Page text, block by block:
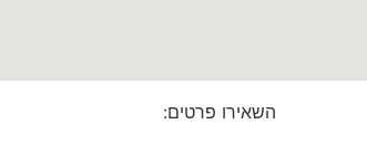
השאירו פרטים: